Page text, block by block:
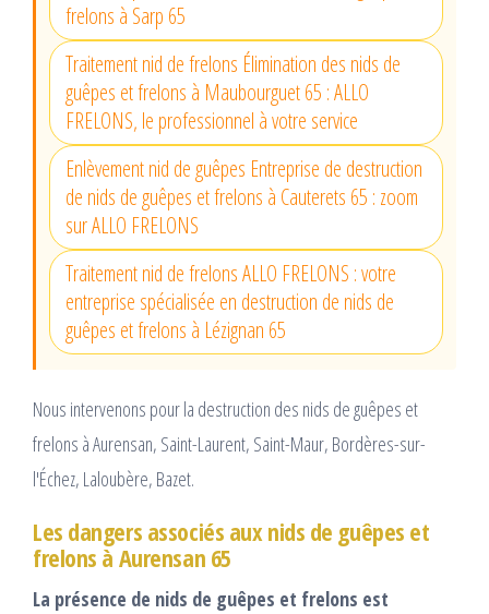
frelons à Sarp 65
Traitement nid de frelons Élimination des nids de
guêpes et frelons à Maubourguet 65 : ALLO
FRELONS, le professionnel à votre service
Enlèvement nid de guêpes Entreprise de destruction
de nids de guêpes et frelons à Cauterets 65 : zoom
sur ALLO FRELONS
Traitement nid de frelons ALLO FRELONS : votre
entreprise spécialisée en destruction de nids de
guêpes et frelons à Lézignan 65
Nous intervenons pour la destruction des nids de guêpes et
frelons à Aurensan, Saint-Laurent, Saint-Maur, Bordères-sur-
l'Échez, Laloubère, Bazet.
Les dangers associés aux nids de guêpes et
frelons à Aurensan 65
La présence de nids de guêpes et frelons est